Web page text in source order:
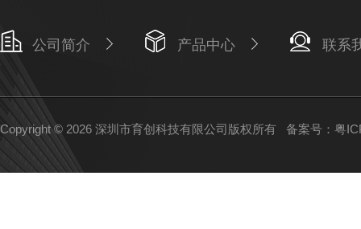
公司简介 产品中心 联系
Copyright © 2026 深圳市育创科技有限公司版权所有 备案号：粤